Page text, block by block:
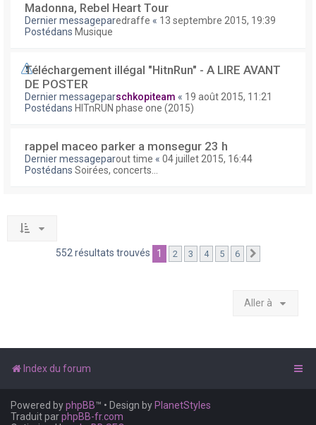
Madonna, Rebel Heart Tour
Dernier messageparedraffe « 13 septembre 2015, 19:39
Postédans Musique
Téléchargement illégal "HitnRun" - A LIRE AVANT
DE POSTER
Dernier messageparschkopiteam « 19 août 2015, 11:21
Postédans HITnRUN phase one (2015)
rappel maceo parker a monsegur 23 h
Dernier messageparout time « 04 juillet 2015, 16:44
Postédans Soirées, concerts...
552 résultats trouvés 1 2 3 4 5 6
Aller à
Index du forum
Powered byphpBB™ • Design by PlanetStyles
Traduit parphpBB-fr.com